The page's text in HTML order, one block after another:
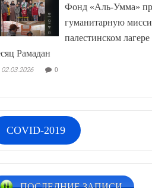
Фонд «Аль-Умма»
гуманитарную
палестинском лагере
Рамадан
02.03.2026 0
COVID-2019